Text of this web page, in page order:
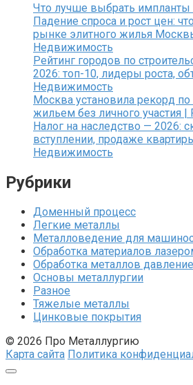
Что лучше выбрать импланты
Падение спроса и рост цен:
рынке элитного жилья
Недвижимость
Рейтинг городов по
2026: топ-10, лидеры роста,
Недвижимость
Москва установила рекорд
жильем без личного участия
Налог на наследство — 2026:
вступлении, продаже
Недвижимость
Рубрики
Доменный процесс
Легкие металлы
Металловедение для
Обработка материалов
Обработка металлов
Основы металлургии
Разное
Тяжелые металлы
Цинковые покрытия
© 2026 Про Металлургию
Карта сайта Политика